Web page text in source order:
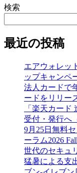
検索
最近の投稿
エアウォレッ
ップキャンペ
法人カードで
ードをリリー
「楽天カー
受付・発行へ
9月25日無料
ーラム2026
世代のセキュ
猛暑による支